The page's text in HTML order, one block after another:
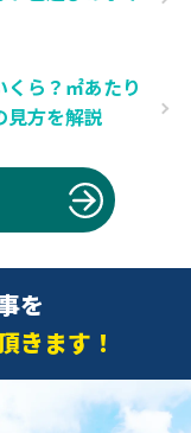
ら？㎡あたり
見方を解説
を
きます！